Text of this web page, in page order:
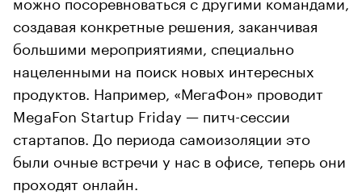
создавая конкретные решения, заканчивая
большими мероприятиями, специально
нацеленными на поиск новых интересных
продуктов. Например, «МегаФон» проводит
MegaFon Startup Friday — питч-сессии
стартапов. До периода самоизоляции это
были очные встречи у нас в офисе, теперь они
проходят онлайн.